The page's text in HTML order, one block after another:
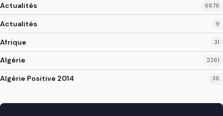
Actualités 6876
Actualités 9
Afrique 31
Algérie 2261
Algérie Positive 2014 36